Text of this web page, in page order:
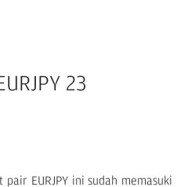
23
EURJPY ini sudah memasuki